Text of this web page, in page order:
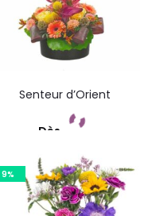
Senteur d’Orient
Dès
Commandez
9%